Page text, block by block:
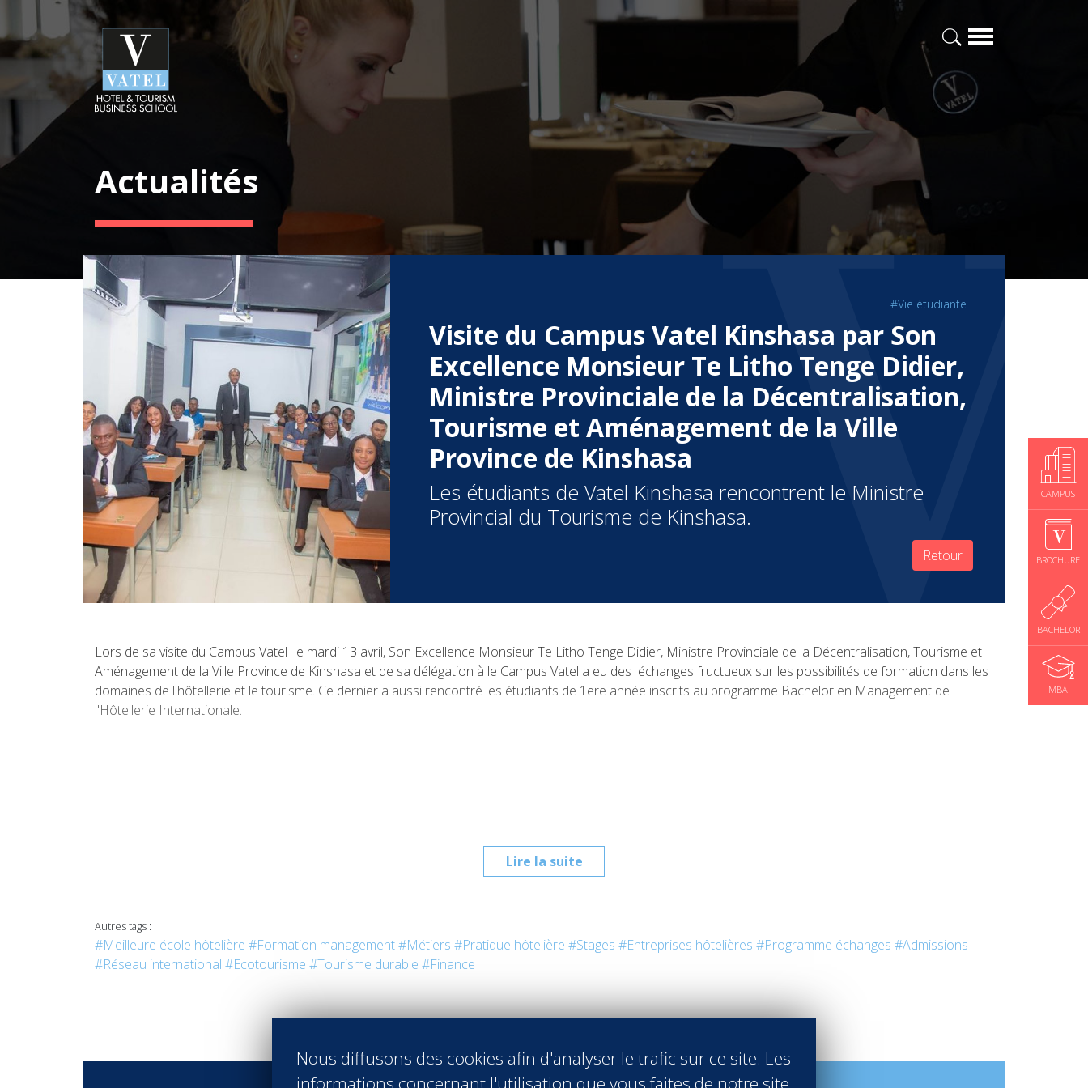
CAMPUS
BROCHURE
BACHELOR
MBA
Actualités
#Vie étudiante
Visite du Campus Vatel Kinshasa par Son
Excellence Monsieur Te Litho Tenge Didier,
Ministre Provinciale de la Décentralisation,
Tourisme et Aménagement de la Ville
Province de Kinshasa
Les étudiants de Vatel Kinshasa rencontrent le Ministre
Provincial du Tourisme de Kinshasa.
Retour
Lire la suite
Lors de sa visite du Campus Vatel le mardi 13 avril, Son Excellence Monsieur Te Litho Tenge Didier, Ministre Provinciale de la Décentralisation, Tourisme et
Aménagement de la Ville Province de Kinshasa et de sa délégation à le Campus Vatel a eu des échanges fructueux sur les possibilités de formation dans les
domaines de l'hôtellerie et le tourisme. Ce dernier a aussi rencontré les étudiants de 1ere année inscrits au programme Bachelor en Management de
l'Hôtellerie Internationale.
Autres tags :
#Meilleure école hôtelière #Formation management#Métiers #Pratique hôtelière #Stages #Entreprises hôtelières #Programme échanges #Admissions
#Réseau international #Ecotourisme #Tourisme durable #Finance
Nous diffusons des cookies afin d'analyser le trafic sur ce site. Les
informations concernant l'utilisation que vous faites de notre site